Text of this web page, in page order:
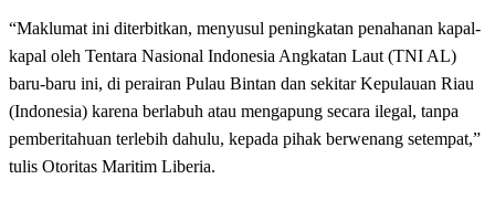
“Maklumat ini diterbitkan, menyusul peningkatan penahanan kapal-
kapal oleh Tentara Nasional Indonesia Angkatan Laut (TNI AL)
baru-baru ini, di perairan Pulau Bintan dan sekitar Kepulauan Riau
(Indonesia) karena berlabuh atau mengapung secara ilegal, tanpa
pemberitahuan terlebih dahulu, kepada pihak berwenang setempat,”
tulis Otoritas Maritim Liberia.